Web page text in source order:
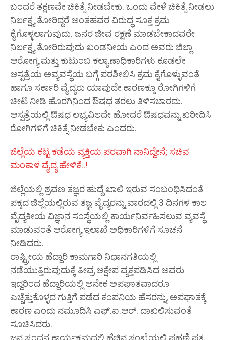
ಬಂದರೆ ತಕ್ಷಣವೇ ಚಿಕಿತ್ಸೆ ನೀಡಬೇಕು. ಒಂದು ವೇಳೆ ಚಿಕಿತ್ಸೆ ನೀಡಲು
ನಿರ್ಲಕ್ಷ್ಯ ತೋರಿದ್ದರೆ ಅಂತಹವರ ವಿರುದ್ಧ ಸೂಕ್ತ ಕ್ರಮ
ಕೈಗೊಳ್ಳಲಾಗುವುದು. ಜನರ ಜೀವ ರಕ್ಷಣೆ ಮಾಡಬೇಕಾದವರೇ
ನಿರ್ಲಕ್ಷ್ಯ ತೋರಿರುವುದು ಖಂಡನೀಯ ಎಂದ ಅವರು ಜಿಲ್ಲಾ
ಆರೋಗ್ಯ ಮತ್ತು ಕುಟುಂಬ ಕಲ್ಯಾಣಾಧಿಕಾರಿಗಳು ಕೂಡಲೇ
ಆಸ್ಪತ್ರೆಯ ಅವ್ಯವಸ್ಥೆಯ ಬಗ್ಗೆ ಪರಶೀಲಿಸಿ ಕ್ರಮ ಕೈಗೊಳ್ಳುವಂತೆ
ಹಾಗೂ ಸರ್ಕಾರಿ ವೈದ್ಯರು ಯಾವುದೇ ಕಾರಣಕ್ಕೂ ರೋಗಿಗಳಿಗೆ
ಚೀಟಿ ನೀಡಿ ಹೊರಗಿನಿಂದ ಔಷಧ ತರಲು ತಿಳಿಸಬಾರದು.
ಆಸ್ಪತ್ರೆಯಲ್ಲಿ ಔಷಧ ಲಭ್ಯವಿಲದೇ ಹೋದರೆ ಔಷಧವನ್ನು ಖರೀದಿಸಿ
ರೋಗಿಗಳಿಗೆ ಚಿಕಿತ್ಸೆ ನೀಡಬೇಕು ಎಂದರು.
ಜಿಲ್ಲೆಯ ಕಟ್ಟ ಕಡೆಯ ವ್ಯಕ್ತಿಯ ಪರವಾಗಿ ನಾನಿದ್ದೇನೆ; ಸಚಿವ
ಮಂಕಾಳ ವೈದ್ಯ ಹೇಳಿಕೆ..!
ಜಿಲ್ಲೆಯಲ್ಲಿ ಶ್ರವಣ ತಜ್ಞರ ಹುದ್ದೆ ಖಾಲಿ ಇರುವ ಸಂಬಂಧಿಸಿದಂತೆ
ಪಕ್ಕದ ಜಿಲ್ಲೆಯಲ್ಲಿರುವ ತಜ್ಞ ವೈದ್ಯರನ್ನು ವಾರದಲ್ಲಿ 3 ದಿನಗಳ ಕಾಲ
ವೈದ್ಯಕೀಯ ವಿಜ್ಞಾನ ಸಂಸ್ಥೆಯಲ್ಲಿ ಕಾರ್ಯನಿರ್ವಹಿಸಲುವ ವ್ಯವಸ್ಥೆ
ಮಾಡುವಂತೆ ಆರೋಗ್ಯ ಇಲಾಖೆ ಅಧಿಕಾರಿಗಳಿಗೆ ಸೂಚನೆ
ನೀಡಿದರು.
ರಾಷ್ಟ್ರೀಯ ಹೆದ್ದಾರಿ ಕಾಮಗಾರಿ ನಿಧಾನಗತಿಯಲ್ಲಿ
ನಡೆಯುತ್ತಿರುವುದುಕ್ಕೆ ತೀವ್ರ ಆಕ್ಷೇಪ ವ್ಯಕ್ತಪಡಿಸಿದ ಅವರು
ಇದ್ದರಿಂದ ಹೆದ್ದಾರಿಯಲ್ಲಿ ಅನೇಕ ಅಪಘಾತವಾದರೂ
ಎಚ್ಚೆತ್ತುಕೊಳ್ಳದ ಗುತ್ತಿಗೆ ಪಡೆದ ಕಂಪನಿಯ ಹೆಸರನ್ನು, ಅಪಘಾತಕ್ಕೆ
ಕಾರಣ ಎಂದು ನಮೂದಿಸಿ ಎಫ್.ಐ.ಆರ್. ದಾಖಲಿಸುವಂತೆ
ಸೂಚಿಸಿದರು.